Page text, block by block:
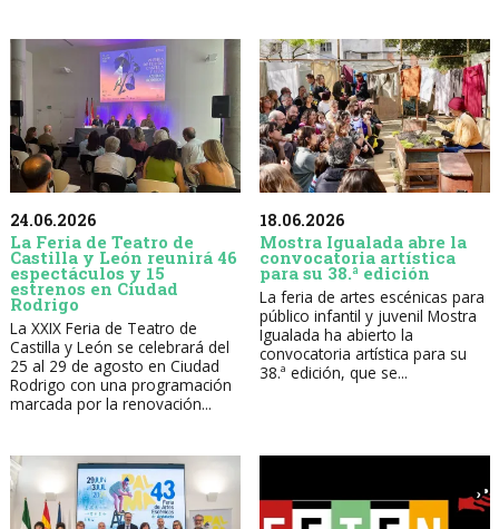
24.06.2026
La Feria de Teatro de
Castilla y León reunirá 46
espectáculos y 15
estrenos en Ciudad
Rodrigo
La XXIX Feria de Teatro de
Castilla y León se celebrará del
25 al 29 de agosto en Ciudad
Rodrigo con una programación
marcada por la renovación...
18.06.2026
Mostra Igualada abre la
convocatoria artística
para su 38.ª edición
La feria de artes escénicas para
público infantil y juvenil Mostra
Igualada ha abierto la
convocatoria artística para su
38.ª edición, que se...